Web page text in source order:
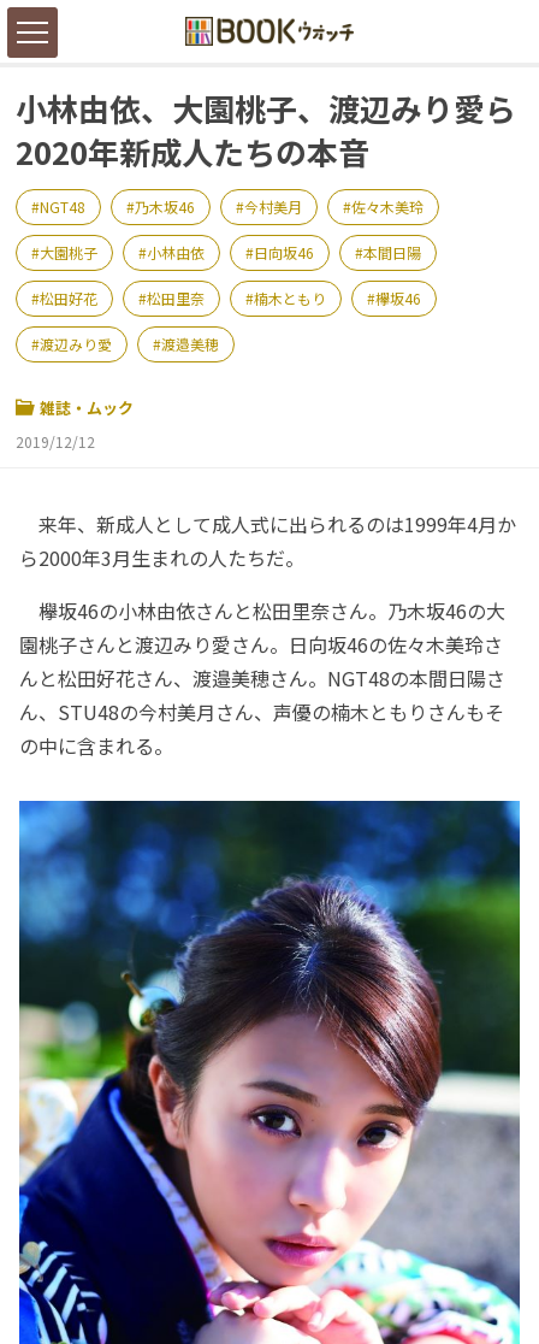
小林由依、大園桃子、渡辺みり愛ら
2020年新成人たちの本音
NGT48 乃木坂46 今村美月 佐々木美玲
大園桃子 小林由依 日向坂46 本間日陽
松田好花 松田里奈 楠木ともり 欅坂46
渡辺みり愛 渡邉美穂
雑誌・ムック
2019/12/12
来年、新成人として成人式に出られるのは1999年4月か
ら2000年3月生まれの人たちだ。
欅坂46の小林由依さんと松田里奈さん。乃木坂46の大
園桃子さんと渡辺みり愛さん。日向坂46の佐々木美玲さ
んと松田好花さん、渡邉美穂さん。NGT48の本間日陽さ
ん、STU48の今村美月さん、声優の楠木ともりさんもそ
の中に含まれる。